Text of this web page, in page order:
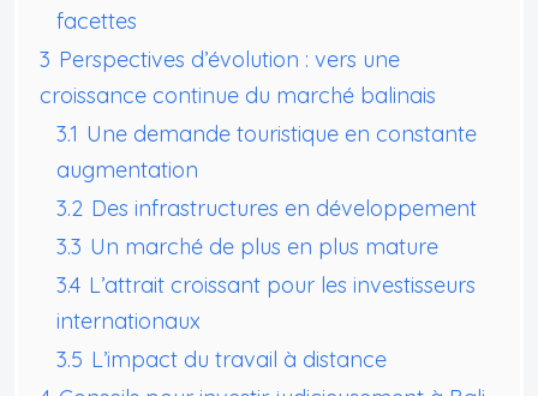
facettes
3 Perspectives d’évolution : vers une
croissance continue du marché balinais
3.1 Une demande touristique en constante
augmentation
3.2 Des infrastructures en développement
3.3 Un marché de plus en plus mature
3.4 L’attrait croissant pour les investisseurs
internationaux
3.5 L’impact du travail à distance